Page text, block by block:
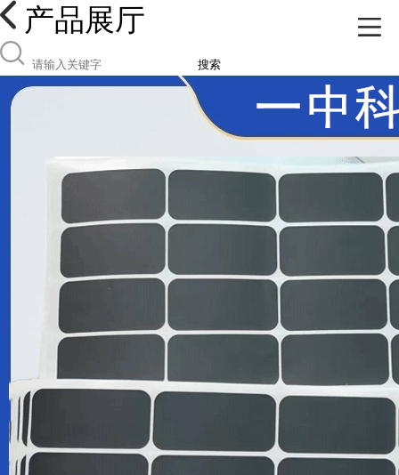
产品展厅
搜索